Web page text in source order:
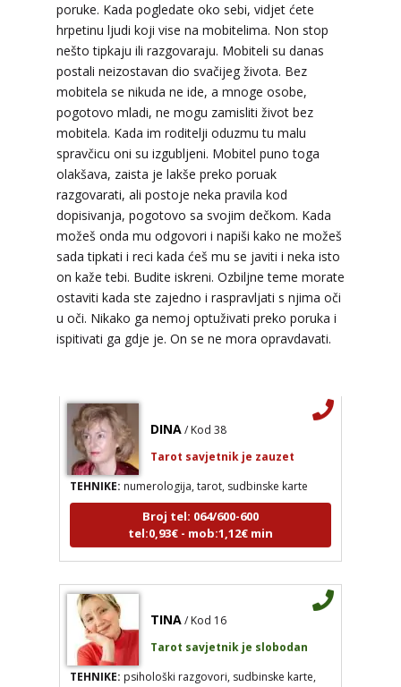
poruke. Kada pogledate oko sebi, vidjet ćete
hrpetinu ljudi koji vise na mobitelima. Non stop
nešto tipkaju ili razgovaraju. Mobiteli su danas
postali neizostavan dio svačijeg života. Bez
mobitela se nikuda ne ide, a mnoge osobe,
pogotovo mladi, ne mogu zamisliti život bez
mobitela. Kada im roditelji oduzmu tu malu
spravčicu oni su izgubljeni. Mobitel puno toga
olakšava, zaista je lakše preko poruak
razgovarati, ali postoje neka pravila kod
dopisivanja, pogotovo sa svojim dečkom. Kada
možeš onda mu odgovori i napiši kako ne možeš
sada tipkati i reci kada ćeš mu se javiti i neka isto
on kaže tebi. Budite iskreni. Ozbiljne teme morate
ostaviti kada ste zajedno i raspravljati s njima oči
u oči. Nikako ga nemoj optuživati preko poruka i
ispitivati ga gdje je. On se ne mora opravdavati.
TEHNIKE:tarot, tarot marseille, ljubavni tarot, visak
Broj tel: 064/600-600
tel:0,93€ - mob:1,12€ min
TEODORA
Tarot savjetnik je slobodan
TEHNIKE:tarot, lenormand, crowley, visak,
kristalna kugla, terapija kristalima, čišćenje sure,
izrada amajlija za ljubav, novac, posao, urođena
vidovitost, astrologija, kristali, karmička astrologija
analiza snova, magijski rituali
Broj tel: 064/600-600
tel:0,93€ - mob:1,12€ min
TEHNIKE:numerologija, tarot, sudbinske karte
Broj tel: 064/600-600
tel:0,93€ - mob:1,12€ min
TEHNIKE:psihološki razgovori, sudbinske karte,
tarot, tumačenje snova